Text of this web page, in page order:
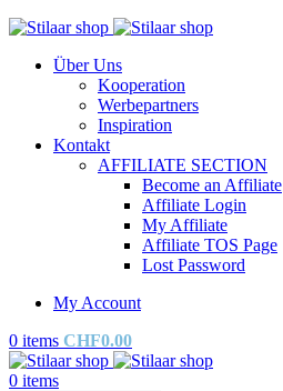
Über Uns
Kooperation
Werbepartners
Inspiration
Kontakt
AFFILIATE SECTION
Become an Affiliate
Affiliate Login
My Affiliate
Affiliate TOS Page
Lost Password
My Account
0 items CHF0.00
0 items